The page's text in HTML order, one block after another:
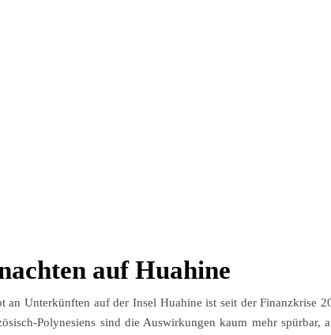
auf Huahine
an Unterkünften auf der Insel Huahine ist seit der Finanzkrise
Polynesiens sind die Auswirkungen kaum mehr